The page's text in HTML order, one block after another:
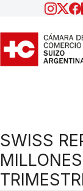
SWISS